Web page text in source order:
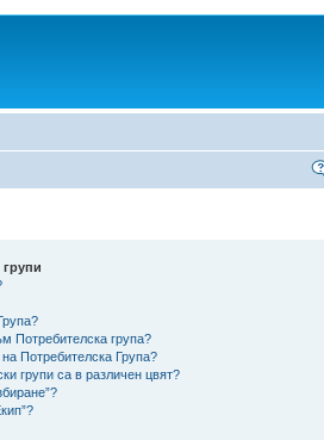
Потребителска група?
Потребителска Група?
групи са в различен цвят?